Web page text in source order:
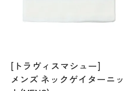
[トラヴィスマシュー]
メンズ ネックゲイターニッ